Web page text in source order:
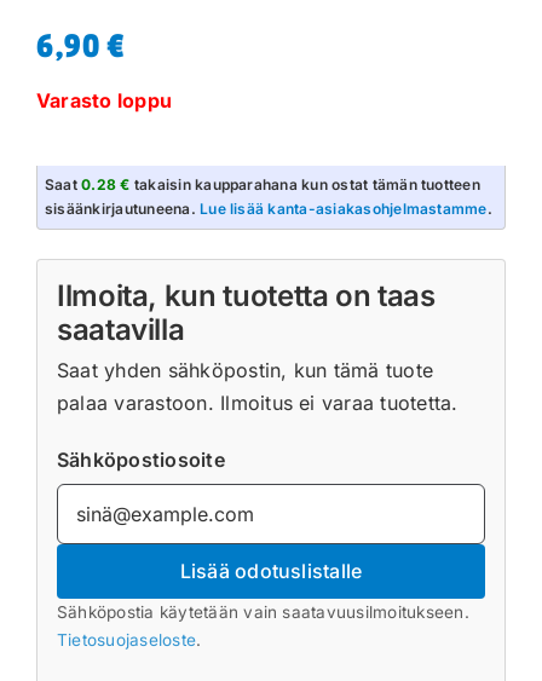
6,90€
Varasto loppu
Saat0.28 € takaisin kaupparahana kun ostat tämän tuotteen
sisäänkirjautuneena.Lue lisää kanta-asiakasohjelmastamme.
Ilmoita, kun tuotetta on taas
saatavilla
Saat yhden sähköpostin, kun tämä tuote
palaa varastoon. Ilmoitus ei varaa tuotetta.
Sähköpostiosoite
Lisää odotuslistalle
Sähköpostia käytetään vain saatavuusilmoitukseen.
Tietosuojaseloste.